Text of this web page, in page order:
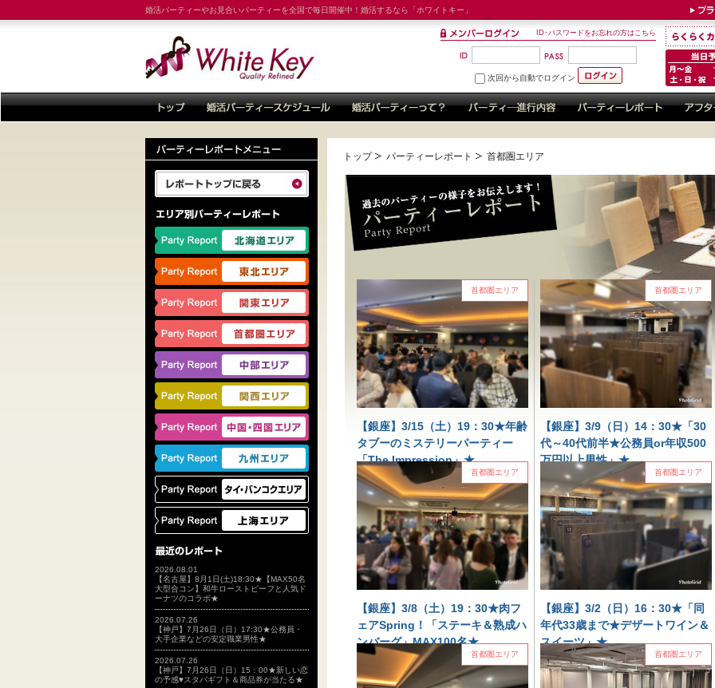
婚活パーティーやお見合いパーティーを全国で毎日開催中！婚活するなら「ホワイトキー」
ID･パスワードをお忘れの方はこちら
次回から自動でログイン
2026.08.01
【名古屋】8月1日(土)18:30★【MAX50名
大型合コン】和牛ローストビーフと人気ド
ーナツのコラボ★
2026.07.26
【神戸】7月26日（日）17:30★公務員・
大手企業などの安定職業男性★
2026.07.26
【神戸】7月26日（日）15：00★新しい恋
の予感♥スタバギフト＆商品券が当たる★
トップ パーティーレポート 首都圏エリア
首都圏エリア
【銀座】3/15（土）19：30★年齢
タブーのミステリーパーティー
「The Impression」★
年齢タブーのミステリーパーティー「The
Impression」あなたは何歳？？MAX100名！冬
の特別企画！フリースタイル/連絡先交換自由/
お食事＆フリードリ...
2025.03.15 首都圏エリア
首都圏エリア
【銀座】3/9（日）14：30★「30
代～40代前半★公務員or年収500
万円以上男性」★
恋の縁結び★安定＋誠実＝理想のパートナー
「30代～40代前半★公務員or年収500万円以上
男性」個室スタイル/White Key AI Matching/マ
ッチ...
2025.03.09
首都圏エリア
【銀座】3/8（土）19：30★肉フ
ェアSpring！「ステーキ＆熟成ハ
ンバーグ」MAX100名★
肉フェアSpring！「ステーキ＆熟成ハンバー
グ」MAX100名春のお肉料理フェス！WhiteDay
首都圏エリア
【銀座】3/2（日）16：30★「同
年代33歳まで★デザートワイン＆
スイーツ」★
甘さと恋、デザートワインで引き寄せる！「同
年代33歳まで★デザートワイン＆スイーツ」個
首都圏エリア 首都圏エリア